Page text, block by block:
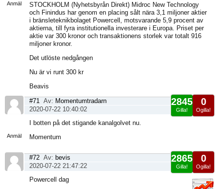
Anmäl
STOCKHOLM (Nyhetsbyrån Direkt) Midroc New Technology
och Finindus har genom en placing sålt nära 3,1 miljoner aktier
i bränsleteknikbolaget Powercell, motsvarande 5,9 procent av
aktierna, till fyra institutionella investerare i Europa. Priset per
aktie var 300 kronor och transaktionens storlek var totalt 916
miljoner kronor.
Det utlöste nedgången
Nu är vi runt 300 kr
Beavis
Anmäl
0
Ogilla!
2845
Gilla!
#71 Av: Momentumtradarn
2020-07-22 10:40:02
I botten på det stigande kanalgolvet nu.
Momentum
0
Ogilla!
2865
Gilla!
#72 Av: bevis
2020-07-22 21:47:22
Powercell dag